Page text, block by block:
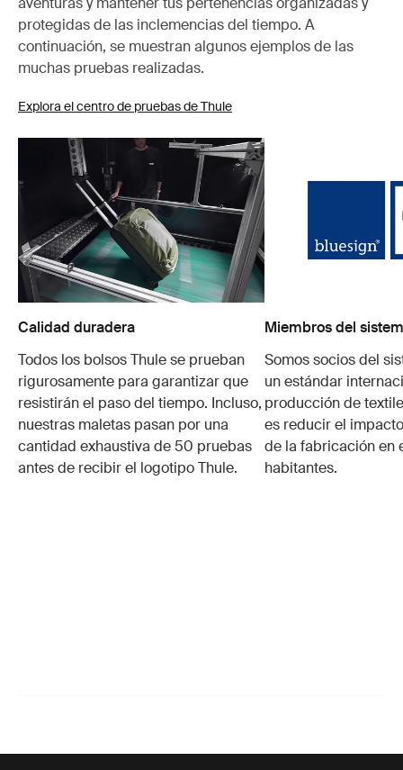
protegidas de las inclemencias del tiempo. A
continuación, se muestran algunos ejemplos de las
muchas pruebas realizadas.
Explora el centro de pruebas de Thule
Calidad duradera
Todos los bolsos Thule se prueban
rigurosamente para garantizar que
resistirán el paso del tiempo. Incluso,
nuestras maletas pasan por una
cantidad exhaustiva de 50 pruebas
antes de recibir el logotipo Thule.
Miembros del
Somos socios del
un estándar
producción de
es reducir el
de la fabricación en
habitantes.